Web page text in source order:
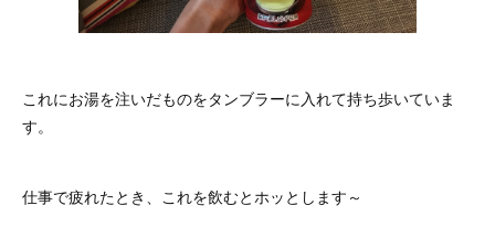
これにお湯を注いだものをタンブラーに入れて持ち歩いていま
す。
仕事で疲れたとき、これを飲むとホッとします～